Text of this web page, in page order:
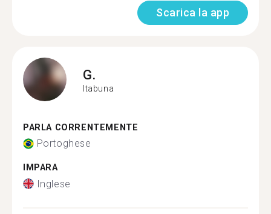
Scarica la app
G.
Itabuna
PARLA CORRENTEMENTE
Portoghese
IMPARA
Inglese